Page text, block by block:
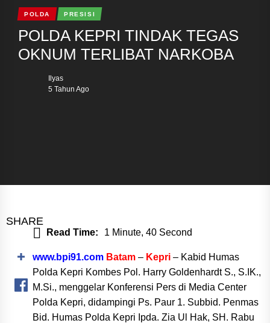
POLDA PRESISI
POLDA KEPRI TINDAK TEGAS
OKNUM TERLIBAT NARKOBA
Ilyas
5 Tahun Ago
SHARE
Read Time: 1 Minute, 40 Second
www.bpi91.com Batam– Kepri– Kabid Humas
Polda Kepri Kombes Pol. Harry Goldenhardt S., S.IK.,
M.Si., menggelar Konferensi Pers di Media Center
Polda Kepri, didampingi Ps. Paur 1. Subbid. Penmas
Bid. Humas Polda Kepri Ipda. Zia Ul Hak, SH. Rabu